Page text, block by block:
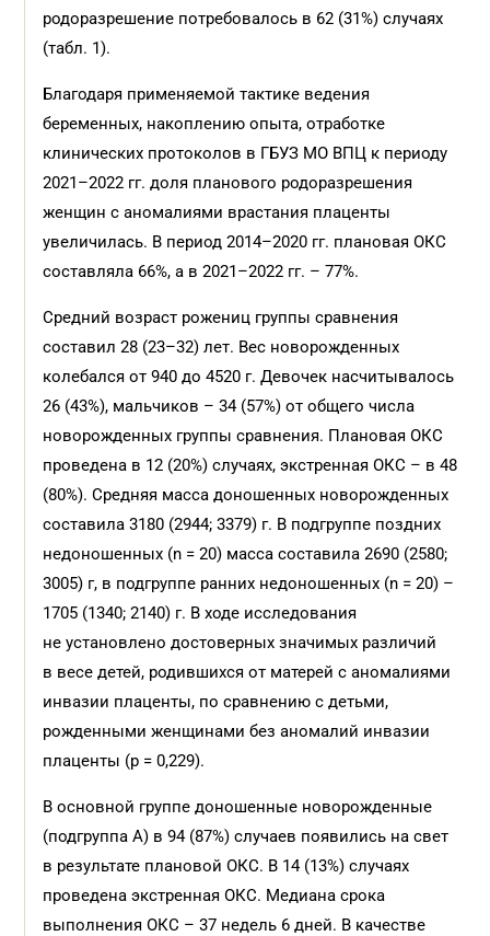
родоразрешение потребовалось в 62 (31%) случаях
(табл. 1).
Благодаря применяемой тактике ведения
беременных, накоплению опыта, отработке
клинических протоколов в ГБУЗ МО ВПЦ к периоду
2021–2022 гг. доля планового родоразрешения
женщин с аномалиями врастания плаценты
увеличилась. В период 2014–2020 гг. плановая ОКС
составляла 66%, а в 2021–2022 гг. – 77%.
Средний возраст рожениц группы сравнения
составил 28 (23–32) лет. Вес новорожденных
колебался от 940 до 4520 г. Девочек насчитывалось
26 (43%), мальчиков – 34 (57%) от общего числа
новорожденных группы сравнения. Плановая ОКС
проведена в 12 (20%) случаях, экстренная ОКС – в 48
(80%). Средняя масса доношенных новорожденных
составила 3180 (2944; 3379) г. В подгруппе поздних
недоношенных (n = 20) масса составила 2690 (2580;
3005) г, в подгруппе ранних недоношенных (n = 20) –
1705 (1340; 2140) г. В ходе исследования
не установлено достоверных значимых различий
в весе детей, родившихся от матерей с аномалиями
инвазии плаценты, по сравнению с детьми,
рожденными женщинами без аномалий инвазии
плаценты (р = 0,229).
В основной группе доношенные новорожденные
(подгруппа А) в 94 (87%) случаев появились на свет
в результате плановой ОКС. В 14 (13%) случаях
проведена экстренная ОКС. Медиана срока
выполнения ОКС – 37 недель 6 дней. В качестве